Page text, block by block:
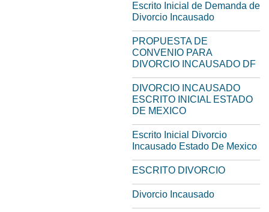
Escrito Inicial de Demanda de
Divorcio Incausado
PROPUESTA DE
CONVENIO PARA
DIVORCIO INCAUSADO DF
DIVORCIO INCAUSADO
ESCRITO INICIAL ESTADO
DE MEXICO
Escrito Inicial Divorcio
Incausado Estado De Mexico
ESCRITO DIVORCIO
Divorcio Incausado